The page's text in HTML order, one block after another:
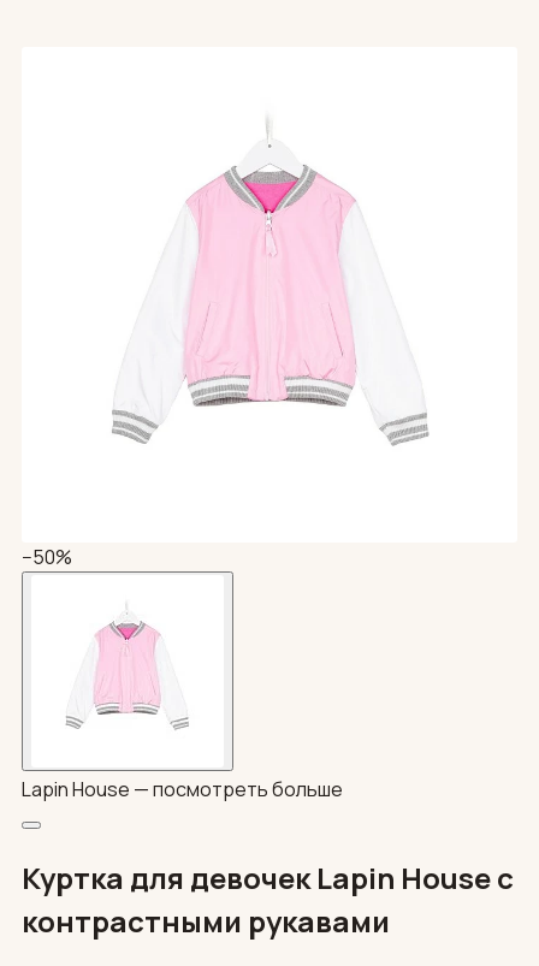
−50%
Lapin House —посмотреть больше
Куртка для девочек Lapin House с
контрастными рукавами